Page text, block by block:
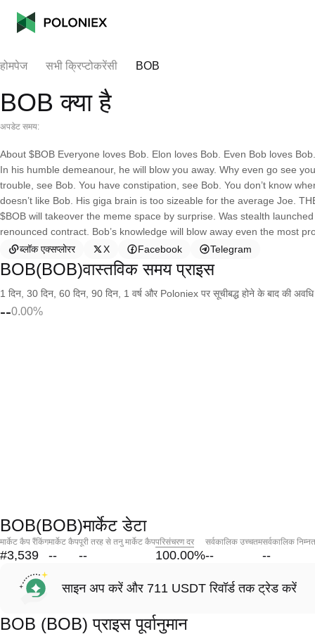
होमपेज सभी क्रिप्टोकरेंसी BOB
BOB क्या है
अपडेट समय:
About $BOB Everyone loves Bob. Elon loves Bob. Even Bob loves
In his humble demeanour, he will blow you away. Why even go see
trouble, see Bob. You have constipation, see Bob. You don’t know
doesn’t like Bob. His giga brain is too sizeable for the average Joe.
$BOB will takeover the meme space by surprise. Was stealth
renounced contract. Bob’s knowledge will blow away even the most
ब्लॉक एक्सप्लोरर
X Facebook Telegram
BOB(BOB)वास्तविक समय प्राइस
1 दिन, 30 दिन, 60 दिन, 90 दिन, 1 वर्ष और Poloniex पर सूचीबद्ध होने के बाद की
--0.00%
BOB(BOB)मार्केट डेटा
मार्केट कैप रैंकिंग
#3,539
मार्केट कैप
--
पूरी तरह से तनु मार्केट कैप
--
परिसंचरण दर
100.00%
सर्वकालिक उच्चतम
--
सर्वकालिक
--
साइन अप करें और 711 USDT रिवॉर्ड तक ट्रेड करें
BOB (BOB) प्राइस पूर्वानुमान